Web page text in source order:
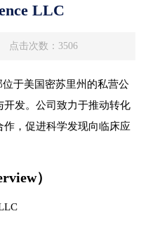
LLC
点击次数：3506
于美国密苏里州的私营公
发。公司致力于推动转化
作，促进科学发现向临床应
）